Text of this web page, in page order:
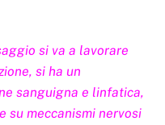
si va a lavorare
si ha un
sanguigna e linfatica,
su meccanismi nervosi